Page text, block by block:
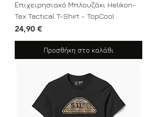
Επιχειρησιακό Μπλουζάκι Helikon-
Tex Tactical T-Shirt - TopCool
Τιμή
24,90 €
Προσθήκη στο καλάθι